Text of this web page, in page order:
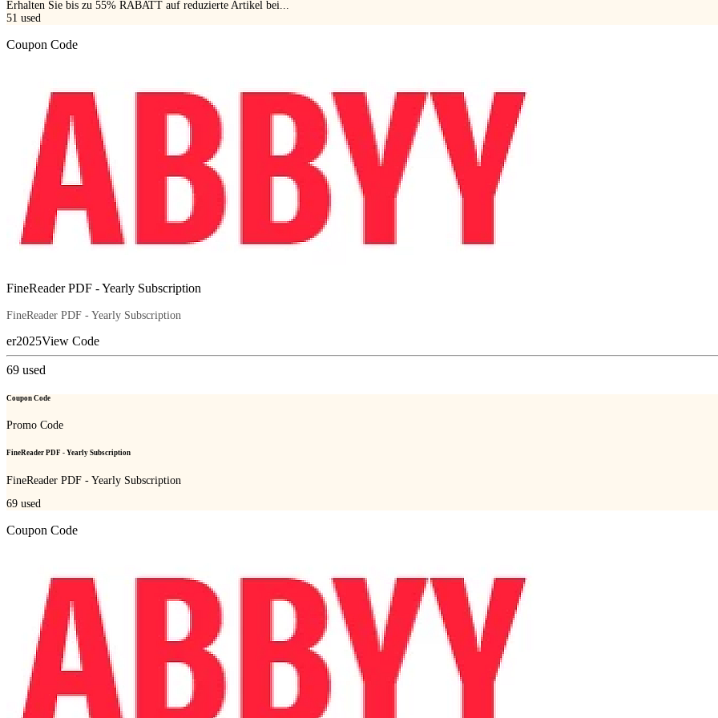
Erhalten Sie bis zu 55% RABATT auf reduzierte Artikel bei...
51 used
Coupon Code
FineReader PDF - Yearly Subscription
FineReader PDF - Yearly Subscription
er2025View Code
69 used
Coupon Code
Promo Code
FineReader PDF - Yearly Subscription
FineReader PDF - Yearly Subscription
69 used
Coupon Code